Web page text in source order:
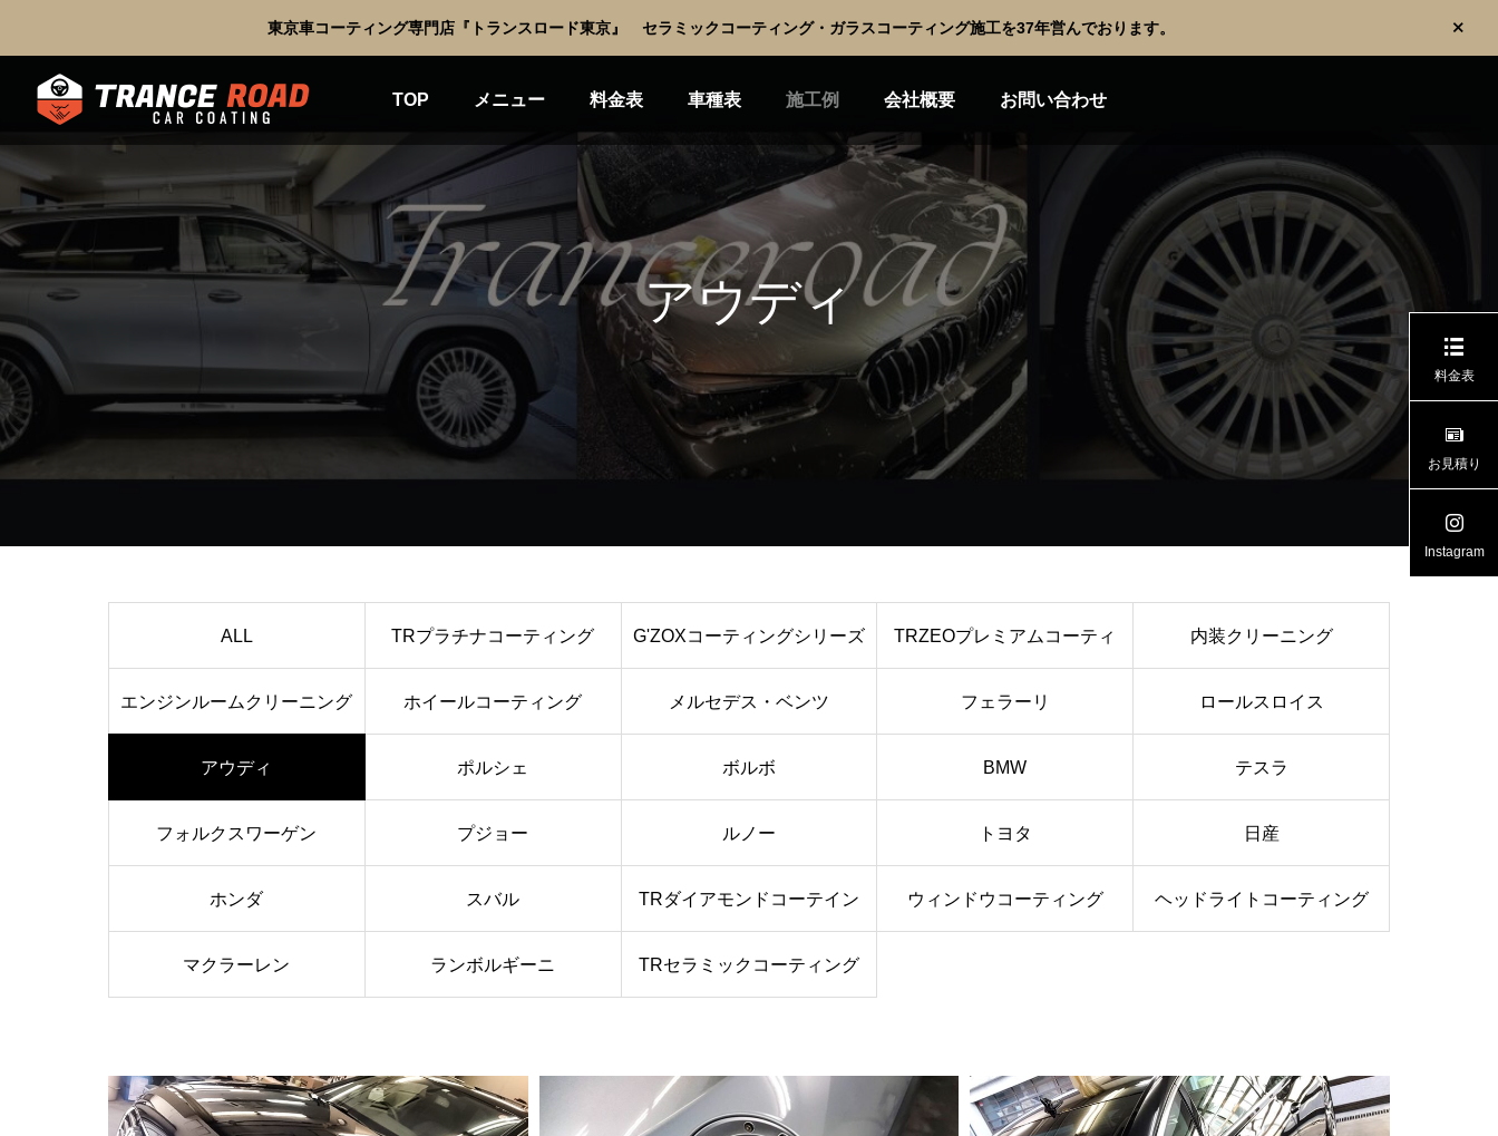
東京車コーティング専門店『トランスロード東京』 セラミックコーティング・ガラスコーティング施工を37年営んでおります。
TOP メニュー 料金表 車種表 施工例 会社概要 お問い合わせ
アウディ
ALL TRプラチナコーティング G'ZOXコーティングシリーズ TRZEOプレミアムコーティ
ング
内装クリーニング
エンジンルームクリーニング ホイールコーティング メルセデス・ベンツ フェラーリ ロールスロイス
アウディ ポルシェ ボルボ BMW テスラ
フォルクスワーゲン プジョー ルノー トヨタ 日産
ホンダ スバル TRダイアモンドコーテイン
グ
ウィンドウコーティング ヘッドライトコーティング
マクラーレン ランボルギーニ TRセラミックコーティング
料金表
お見積り
Instagram